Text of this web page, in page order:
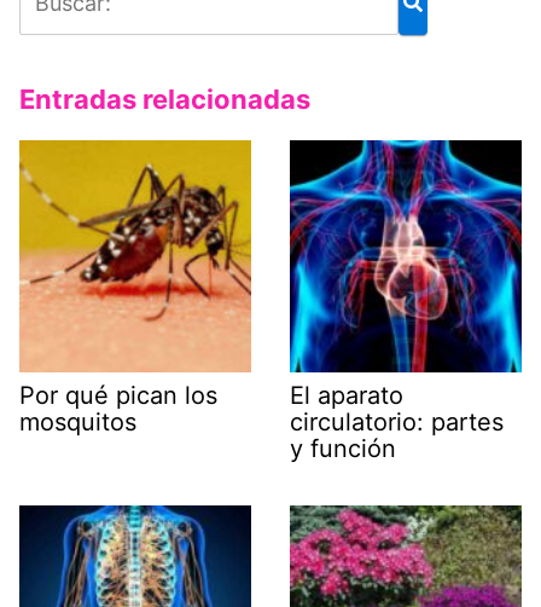
Entradas relacionadas
Por qué pican los
mosquitos
El aparato
circulatorio: partes
y función